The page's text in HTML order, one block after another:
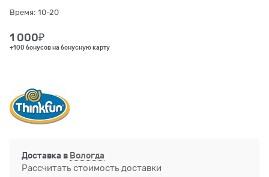
Время: 10-20
1 000₽
+100 бонусов на бонусную карту
Доставка в Вологда
Рассчитать стоимость доставки